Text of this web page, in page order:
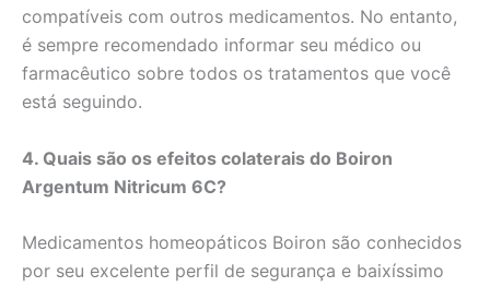
compatíveis com outros medicamentos. No entanto,
é sempre recomendado informar seu médico ou
farmacêutico sobre todos os tratamentos que você
está seguindo.
4. Quais são os efeitos colaterais do Boiron
Argentum Nitricum 6C?
Medicamentos homeopáticos Boiron são conhecidos
por seu excelente perfil de segurança e baixíssimo